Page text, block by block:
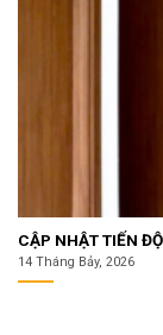
CẬP NHẬT TIẾN
14 Tháng Bảy, 2026